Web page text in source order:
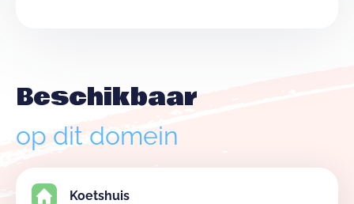
Beschikbaar
op dit domein
Koetshuis